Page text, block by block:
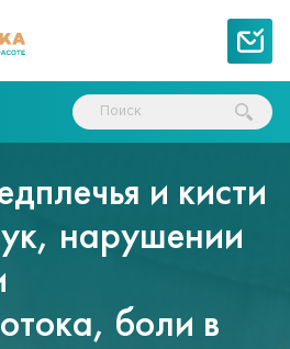
и кисти
нарушении
боли в